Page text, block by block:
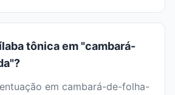
tônica em "cambará-
em cambará-de-folha-